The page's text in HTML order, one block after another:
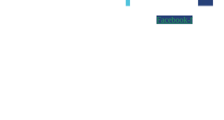
Facebook-f